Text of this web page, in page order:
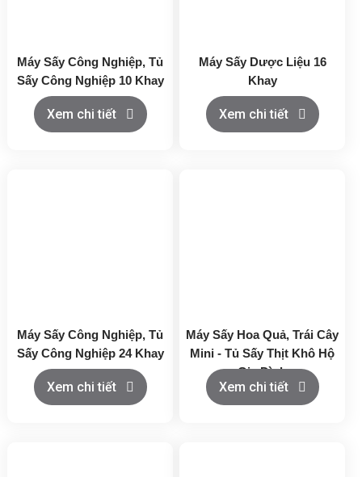
Máy Sấy Công Nghiệp, Tủ
Sấy Công Nghiệp 10 Khay
Xem chi tiết
Máy Sấy Dược Liệu 16
Khay
Xem chi tiết
Máy Sấy Công Nghiệp, Tủ
Sấy Công Nghiệp 24 Khay
Xem chi tiết
Máy Sấy Hoa Quả, Trái Cây
Mini - Tủ Sấy Thịt Khô Hộ
Gia Đình
Xem chi tiết